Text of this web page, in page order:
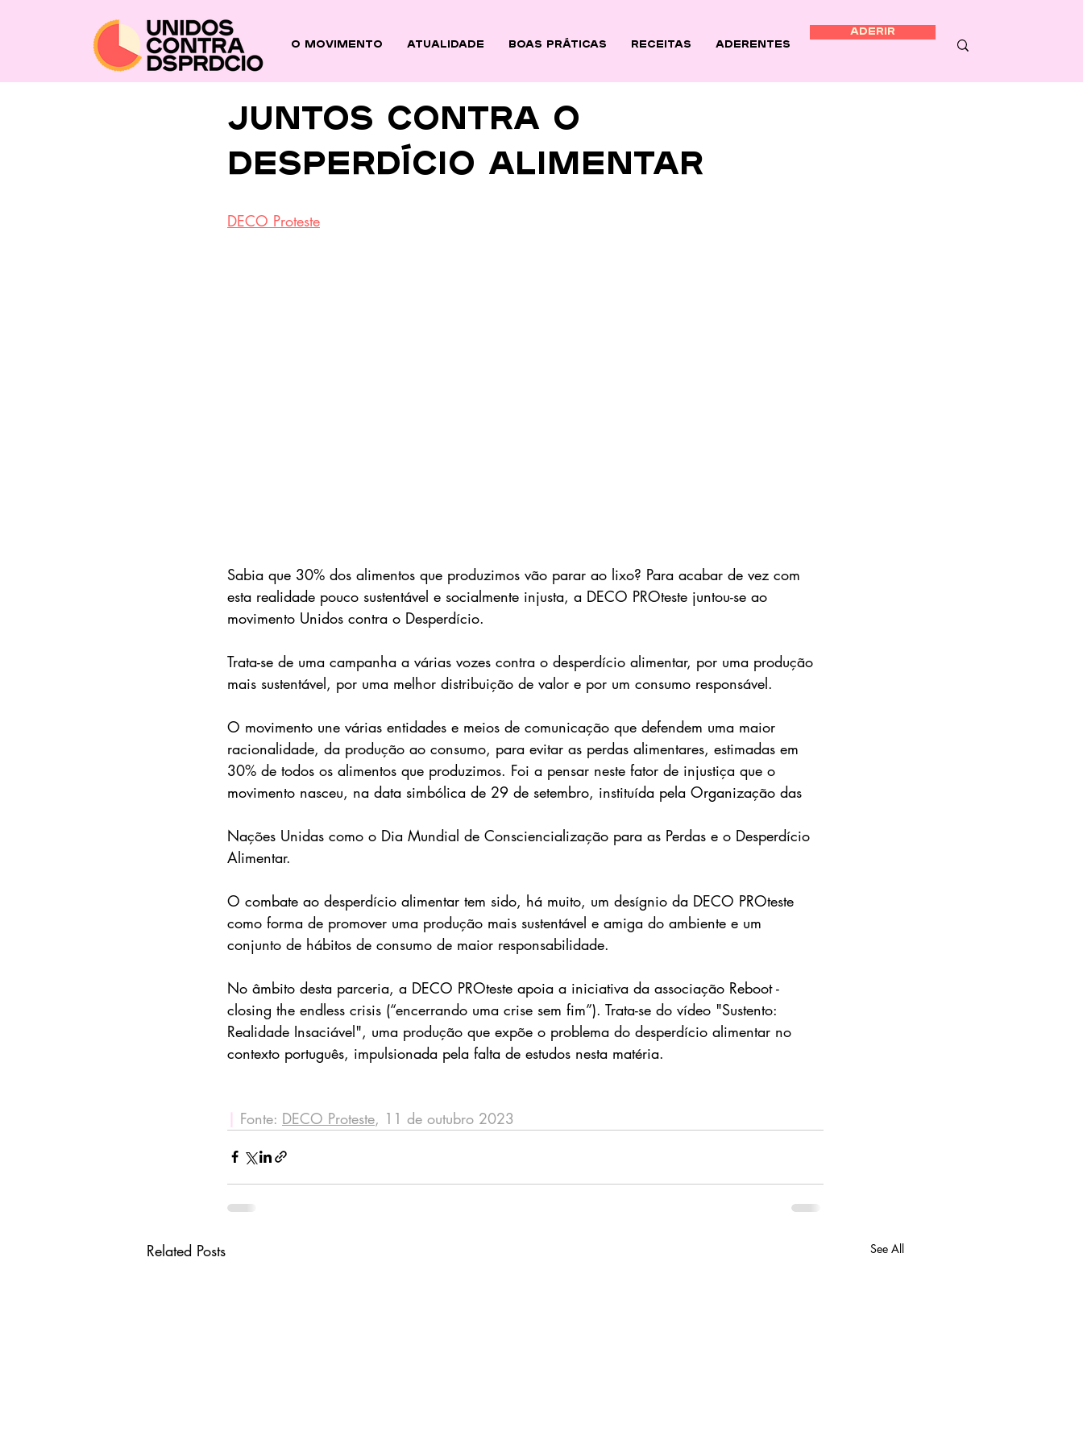
O Movimento ATUALIDADE BOAS PRÁTICAS Receitas Aderentes
ADERIR
Juntos contra o
desperdício alimentar
DECO Proteste
Sabia que 30% dos alimentos que produzimos vão parar ao lixo? Para acabar de vez com
esta realidade pouco sustentável e socialmente injusta, a DECO PROteste juntou-se ao
movimento Unidos contra o Desperdício.
Trata-se de uma campanha a várias vozes contra o desperdício alimentar, por uma produção
mais sustentável, por uma melhor distribuição de valor e por um consumo responsável.
O movimento une várias entidades e meios de comunicação que defendem uma maior
racionalidade, da produção ao consumo, para evitar as perdas alimentares, estimadas em
30% de todos os alimentos que produzimos. Foi a pensar neste fator de injustiça que o
movimento nasceu, na data simbólica de 29 de setembro, instituída pela Organização das
Nações Unidas como o Dia Mundial de Consciencialização para as Perdas e o Desperdício
Alimentar.
O combate ao desperdício alimentar tem sido, há muito, um desígnio da DECO PROteste
como forma de promover uma produção mais sustentável e amiga do ambiente e um
conjunto de hábitos de consumo de maior responsabilidade.
No âmbito desta parceria, a DECO PROteste apoia a iniciativa da associação Reboot -
closing the endless crisis (“encerrando uma crise sem fim”). Trata-se do vídeo "Sustento:
Realidade Insaciável", uma produção que expõe o problema do desperdício alimentar no
contexto português, impulsionada pela falta de estudos nesta matéria.
| Fonte: DECO Proteste, 11 de outubro 2023
Related Posts See All